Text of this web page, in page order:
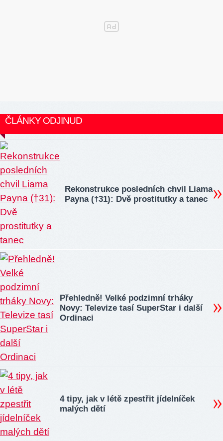
ČLÁNKY ODJINUD
Rekonstrukce posledních chvil Liama
Payna (†31): Dvě prostitutky a tanec
Přehledně! Velké podzimní trháky
Novy: Televize tasí SuperStar i další
Ordinaci
4 tipy, jak v létě zpestřit jídelníček
malých dětí